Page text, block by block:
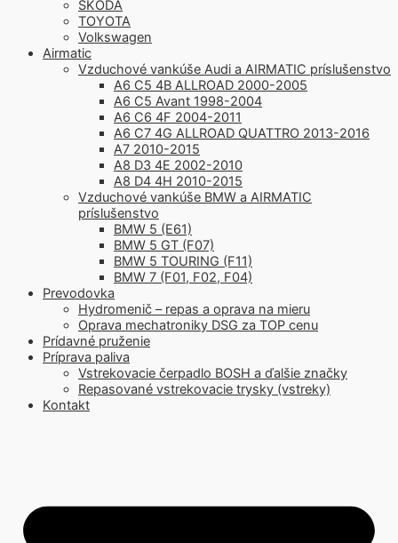
ŠKODA
TOYOTA
Volkswagen
Airmatic
Vzduchové vankúše Audi a AIRMATIC príslušenstvo
A6 C5 4B ALLROAD 2000-2005
A6 C5 Avant 1998-2004
A6 C6 4F 2004-2011
A6 C7 4G ALLROAD QUATTRO 2013-2016
A7 2010-2015
A8 D3 4E 2002-2010
A8 D4 4H 2010-2015
Vzduchové vankúše BMW a AIRMATIC
príslušenstvo
BMW 5 (E61)
BMW 5 GT (F07)
BMW 5 TOURING (F11)
BMW 7 (F01, F02, F04)
Prevodovka
Hydromenič – repas a oprava na mieru
Oprava mechatroniky DSG za TOP cenu
Prídavné pruženie
Príprava paliva
Vstrekovacie čerpadlo BOSH a ďalšie značky
Repasované vstrekovacie trysky (vstreky)
Kontakt